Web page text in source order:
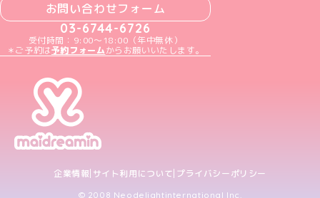
お問い合わせフォーム
03-6744-6726
受付時間：9:00～18:00（年中無休）
＊ご予約は予約フォームからお願いいたします。
企業情報 サイト利用について プライバシーポリシー
© 2008 Neodelightinternational Inc.